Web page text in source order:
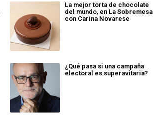
La mejor torta de chocolate
del mundo, en La Sobremesa
con Carina Novarese
¿Qué pasa si una campaña
electoral es superavitaria?